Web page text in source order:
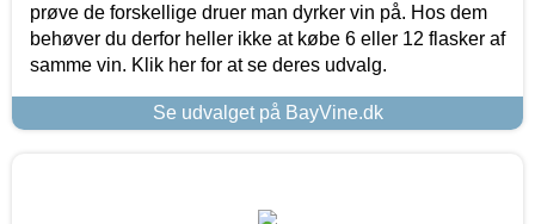
prøve de forskellige druer man dyrker vin på. Hos dem
behøver du derfor heller ikke at købe 6 eller 12 flasker af
samme vin. Klik her for at se deres udvalg.
Se udvalget på BayVine.dk